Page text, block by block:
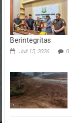
Berintegritas
Juli 15, 2026 0